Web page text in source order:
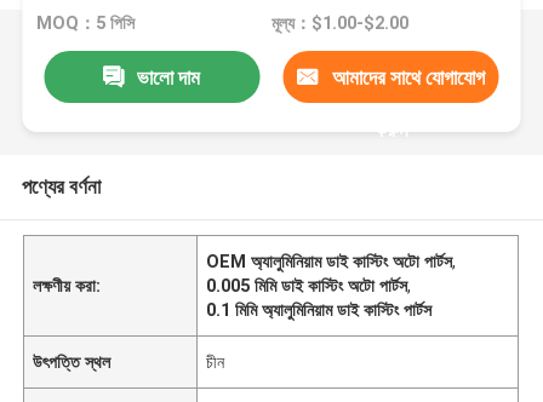
MOQ：5 পিসি মূল্য：$1.00-$2.00
ভালো দাম আমাদের সাথে যোগাযোগ
করুন
পণ্যের বর্ণনা
লক্ষণীয় করা:
OEM অ্যালুমিনিয়াম ডাই কাস্টিং অটো পার্টস,
0.005 মিমি ডাই কাস্টিং অটো পার্টস,
0.1 মিমি অ্যালুমিনিয়াম ডাই কাস্টিং পার্টস
উৎপত্তি স্থল চীন